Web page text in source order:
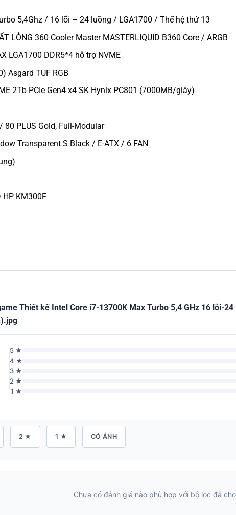
5,4Ghz / 16 lõi – 24 luồng / LGA1700 / Thế hệ thứ 13
LỎNG 360 Cooler Master MASTERLIQUID B360 Core / ARGB
LGA1700 DDR5*4 hỗ trợ NVME
Asgard TUF RGB
2Tb PCIe Gen4 x4 SK Hynix PC801 (7000MB/giây)
80 PLUS Gold, Full-Modular
Transparent S Black / E-ATX / 6 FAN
HP KM300F
Thiết kế Intel Core i7-13700K Max Turbo 5,4 GHz 16 lõi-
5 ★
4 ★
3 ★
2 ★
1 ★
2 ★ 1 ★ CÓ ẢNH
Chưa có đánh giá nào phù hợp với bộ lọc đã